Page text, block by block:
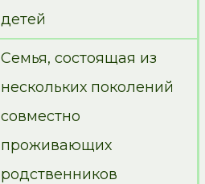
детей
Семья, состоящая из
нескольких поколений
совместно
проживающих
родственников